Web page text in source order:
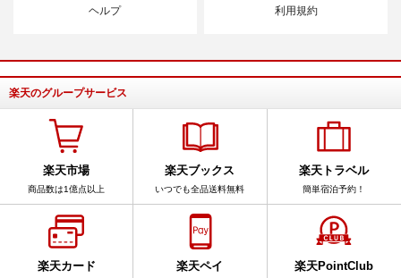
ヘルプ 利用規約
楽天のグループサービス
楽天市場
商品数は1億点以上
楽天ブックス
いつでも全品送料無料
楽天トラベル
簡単宿泊予約！
楽天カード 楽天ペイ 楽天PointClub